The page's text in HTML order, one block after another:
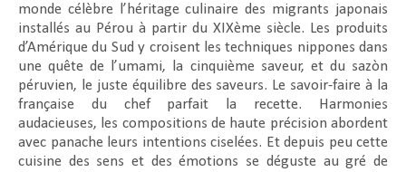
monde célèbre l’héritage culinaire des migrants japonais
installés au Pérou à partir du XIXème siècle. Les produits
d’Amérique du Sud y croisent les techniques nippones dans
une quête de l’umami, la cinquième saveur, et du sazòn
péruvien, le juste équilibre des saveurs. Le savoir-faire à la
française du chef parfait la recette. Harmonies
audacieuses, les compositions de haute précision abordent
avec panache leurs intentions ciselées. Et depuis peu cette
cuisine des sens et des émotions se déguste au gré de